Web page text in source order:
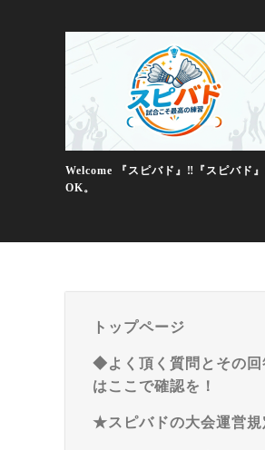
Welcome 『スピバド』‼️『スピバド
OK。
トップページ
◆よく頂く質問とその回
はここで確認を！
★スピバドの大会運営規